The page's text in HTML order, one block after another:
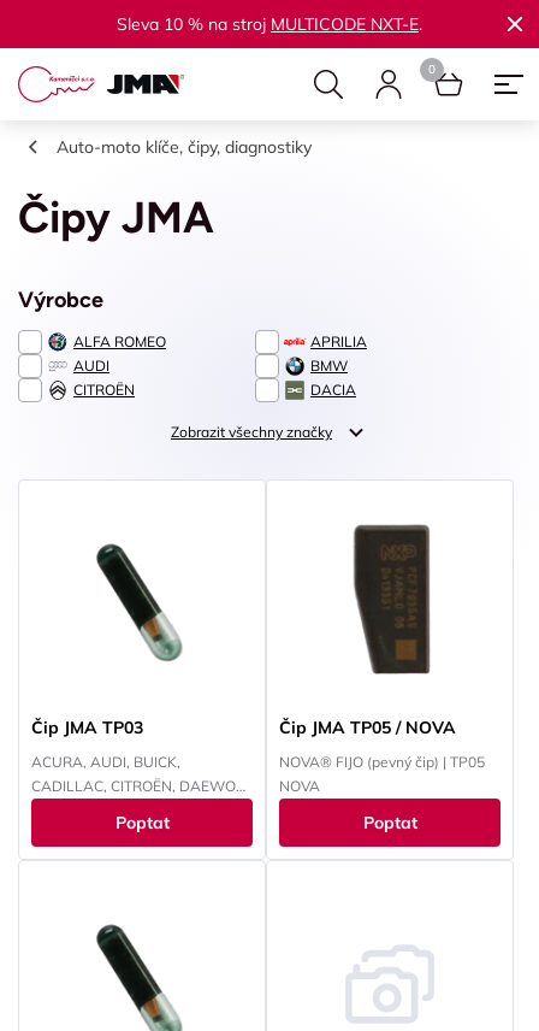
Sleva 10 % na stroj MULTICODE NXT-E.
Auto-moto klíče, čipy, diagnostiky
Čipy JMA
Výrobce
ALFA ROMEO
APRILIA
AUDI
BMW
CITROËN
DACIA
Zobrazit všechny značky
Čip JMA TP03
ACURA, AUDI, BUICK,
CADILLAC, CITROËN, DAEWOO,
ISUZU, JAGUAR, KIA, LANCIA,
MAN, MERCEDES, OLDS
SATURN, ŠKODA,
VOLKSWAGEN, YAMAHA
Poptat
Čip JMA TP05 / NOVA
NOVA® FIJO (pevný čip) | TP05
NOVA
Poptat